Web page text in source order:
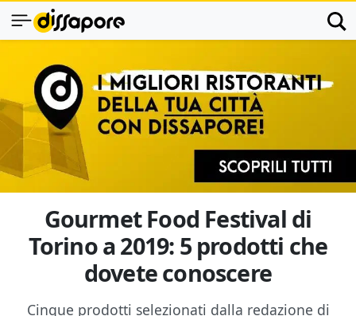
Gourmet Food Festival di
Torino a 2019: 5 prodotti che
dovete conoscere
Cinque prodotti selezionati dalla redazione di